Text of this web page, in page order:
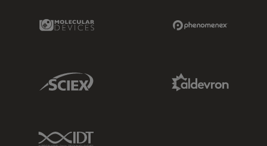
Molecular Devices Link
Sciex Link
IDT Link